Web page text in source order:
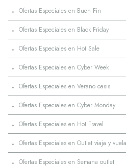
· Ofertas Especiales en Buen Fin
· Ofertas Especiales en Black Friday
· Ofertas Especiales en Hot Sale
· Ofertas Especiales en Cyber Week
· Ofertas Especiales en Verano oasis
· Ofertas Especiales en Cyber Monday
· Ofertas Especiales en Hot Travel
· Ofertas Especiales en Outlet viaja y vuela
· Ofertas Especiales en Semana outlet